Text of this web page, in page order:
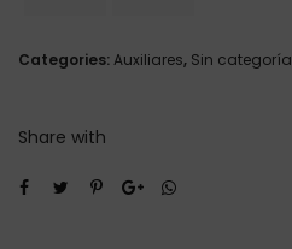
Categories:Auxiliares, Sin categoría
Share with